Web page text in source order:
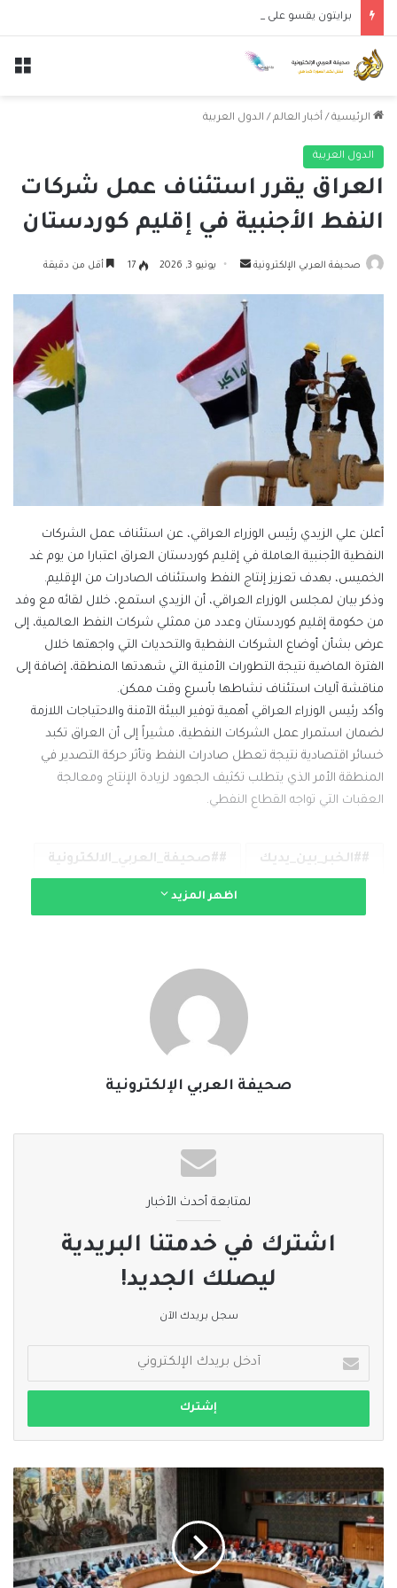
برايتون يقسو على روما بثلاثية نظيفة في مواجهة ودية
الرئيسية / أخبار العالم / الدول العربية
الدول العربية
العراق يقرر استئناف عمل شركات
النفط الأجنبية في إقليم كوردستان
صحيفة العربي الإلكترونية
أرسل يونيو 3, 2026 17 أقل من دقيقة
أعلن علي الزيدي رئيس الوزراء العراقي، عن استئناف عمل الشركات
النفطية الأجنبية العاملة في إقليم كوردستان العراق اعتبارا من يوم غد
الخميس، بهدف تعزيز إنتاج النفط واستئناف الصادرات من الإقليم.
وذكر بيان لمجلس الوزراء العراقي، أن الزيدي استمع، خلال لقائه مع وفد
من حكومة إقليم كوردستان وعدد من ممثلي شركات النفط العالمية، إلى
عرض بشأن أوضاع الشركات النفطية والتحديات التي واجهتها خلال
الفترة الماضية نتيجة التطورات الأمنية التي شهدتها المنطقة، إضافة إلى
مناقشة آليات استئناف نشاطها بأسرع وقت ممكن.
وأكد رئيس الوزراء العراقي أهمية توفير البيئة الآمنة والاحتياجات اللازمة
لضمان استمرار عمل الشركات النفطية، مشيراً إلى أن العراق تكبد
خسائر اقتصادية نتيجة تعطل صادرات النفط وتأثر حركة التصدير في
المنطقة الأمر الذي يتطلب تكثيف الجهود لزيادة الإنتاج ومعالجة
العقبات التي تواجه القطاع النفطي.
#الخبر_بين_يديك #صحيفة_العربي_الالكترونية
اظهر المزيد
صحيفة العربي الإلكترونية
لمتابعة أحدث الأخبار
اشترك في خدمتنا البريدية
ليصلك الجديد!
سجل بريدك الآن
بريدك
الإلكتروني
مرة..
ألمانيا
تخسر
مقعد
مجلس